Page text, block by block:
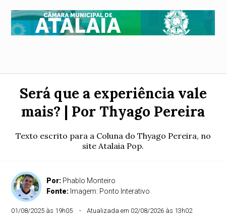
Será que a experiência vale
mais? | Por Thyago Pereira
Texto escrito para a Coluna do Thyago Pereira, no
site Atalaia Pop.
Por: Phablo Monteiro
Fonte: Imagem: Ponto Interativo
01/08/2025 às 19h05 Atualizada em 02/08/2026 às 13h02